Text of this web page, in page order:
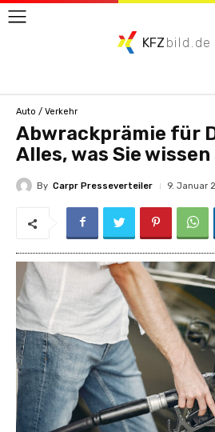
KFZ bild.de
Auto / Verkehr
Abwrackprämie für
Alles, was Sie
By Carpr Presseverteiler 9. Januar